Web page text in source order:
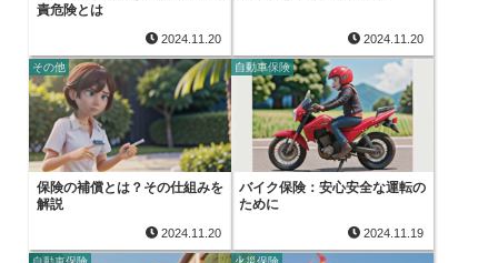
責危険とは
2024.11.20 2024.11.20
その他
保険の補償とは？その仕組みを
解説
2024.11.20
自動車保険
バイク保険：安心安全な運転の
ために
2024.11.19